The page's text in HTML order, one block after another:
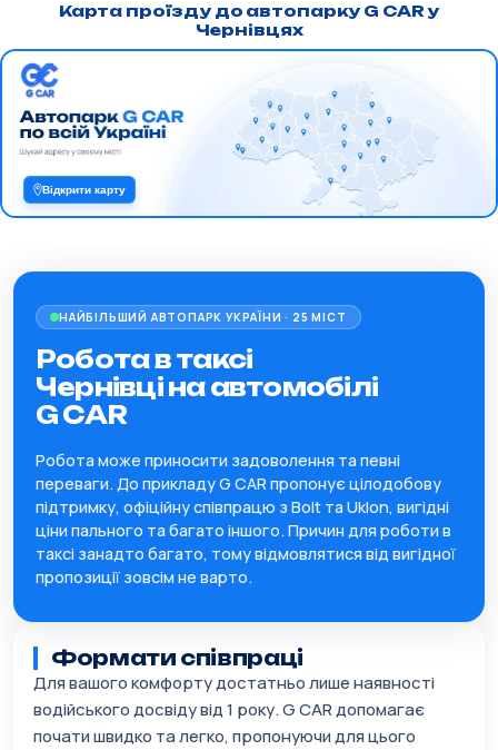
Карта проїзду до автопарку G CAR у
Чернівцях
Відкрити карту
НАЙБІЛЬШИЙ АВТОПАРК УКРАЇНИ · 25 МІСТ
Робота в таксі
Чернівці на автомобілі
G CAR
Робота може приносити задоволення та певні
переваги. До прикладу G CAR пропонує цілодобову
підтримку, офіційну співпрацю з Bolt та Uklon, вигідні
ціни пального та багато іншого. Причин для роботи в
таксі занадто багато, тому відмовлятися від вигідної
пропозиції зовсім не варто.
Формати співпраці
Для вашого комфорту достатньо лише наявності
водійського досвіду від 1 року. G CAR допомагає
почати швидко та легко, пропонуючи для цього